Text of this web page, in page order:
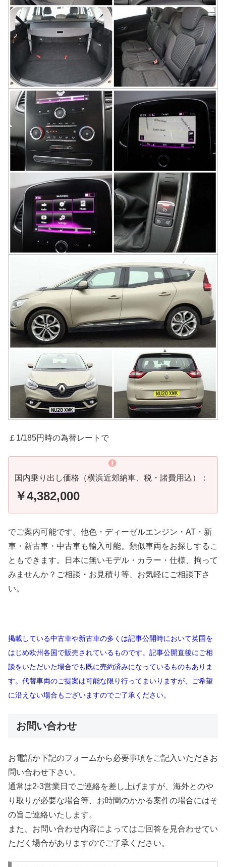
￡1/185円時の為替レートで
国内乗り出し価格（横浜近郊納車、税・諸費用込）：
￥4,382,000
でご案内可能です。他色・ディーゼルエンジン・AT・新
車・新古車・中古車も輸入可能。類似車両をお探しするこ
ともできます。日本に無いモデル・カラー・仕様、拘って
みませんか？ご相談・お見積り等、お気軽にご相談下さ
い。
掲載している中古車や新古車の多くは記事公開時において英国を
はじめ欧州各国で販売されているものです。記事公開直後にご相
談をいただいた場合でも既に売約済みになっているものもありま
す。代替車両のご提案は可能な限り行ってまいりますが、ご希望
に沿えない場合もございますのでご了承ください。
お問い合わせ
お電話か下記のフォームから必要事項をご記入いただきお
問い合わせ下さい。
通常は2-3営業日でご連絡を差し上げますが、海外とのや
り取りが必要な場合等、お時間のかかる案件の場合にはそ
の旨ご連絡いたします。
また、お問い合わせ内容によってはご回答を見合わせてい
ただく場合がありますのでご了承ください。